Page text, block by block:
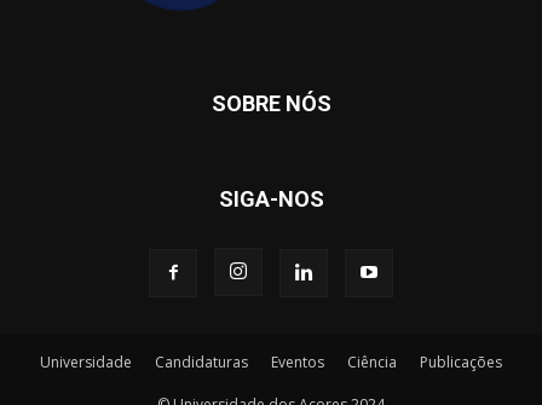
SOBRE NÓS
SIGA-NOS
Universidade Candidaturas Eventos Ciência Publicações